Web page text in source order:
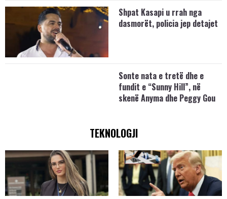
Shpat Kasapi u rrah nga
dasmorët, policia jep detajet
Sonte nata e tretë dhe e
fundit e “Sunny Hill”, në
skenë Anyma dhe Peggy Gou
TEKNOLOGJI